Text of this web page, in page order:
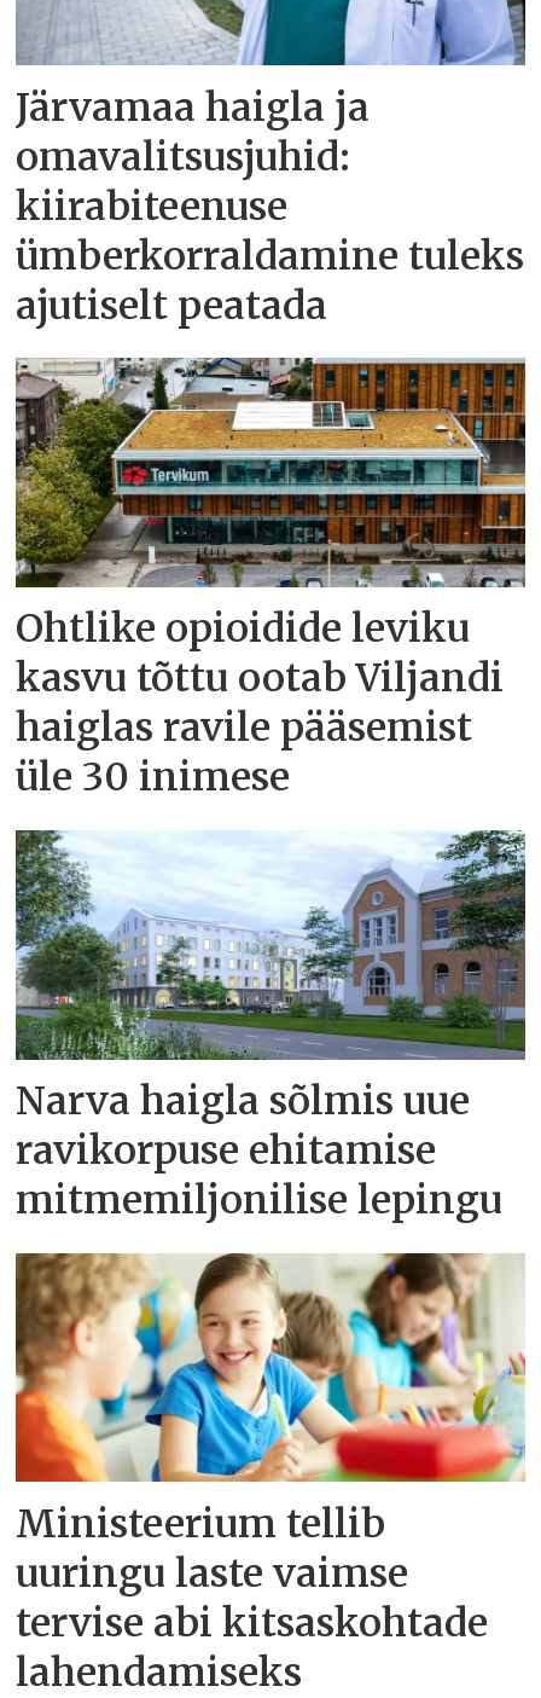
Järvamaa haigla ja
omavalitsusjuhid:
kiirabiteenuse
ümberkorraldamine tuleks
ajutiselt peatada
Ohtlike opioidide leviku
kasvu tõttu ootab Viljandi
haiglas ravile pääsemist
üle 30 inimese
Narva haigla sõlmis uue
ravikorpuse ehitamise
mitmemiljonilise lepingu
Ministeerium tellib
uuringu laste vaimse
tervise abi kitsaskohtade
lahendamiseks